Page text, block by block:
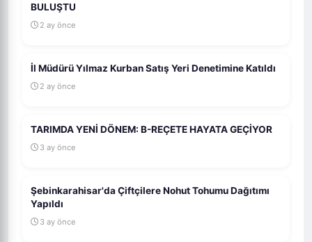
BULUŞTU
2 ay önce
İl Müdürü Yılmaz Kurban Satış Yeri Denetimine Katıldı
2 ay önce
TARIMDA YENİ DÖNEM: B-REÇETE HAYATA GEÇİYOR
3 ay önce
Şebinkarahisar'da Çiftçilere Nohut Tohumu Dağıtımı
Yapıldı
3 ay önce